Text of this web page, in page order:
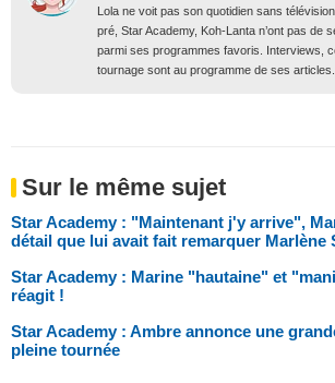
Lola ne voit pas son quotidien sans
pré, Star Academy, Koh-Lanta n’ont pas de
parmi ses programmes favoris. Interviews,
tournage sont au programme de ses articles.
Sur le même sujet
Star Academy : "Maintenant j'y arrive",
détail que lui avait fait remarquer Marlène
Star Academy : Marine "hautaine" et
réagit !
Star Academy : Ambre annonce une
pleine tournée